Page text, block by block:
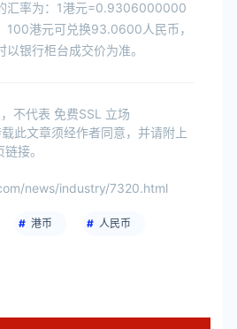
汇率为：1港元=0.9306000000
100港元可兑换93.0600人民币，
银行柜台成交价为准。
不代表 免费SSL 立场
此文章须经作者同意，并请附上
接。
news/industry/7320.html
港币 人民币